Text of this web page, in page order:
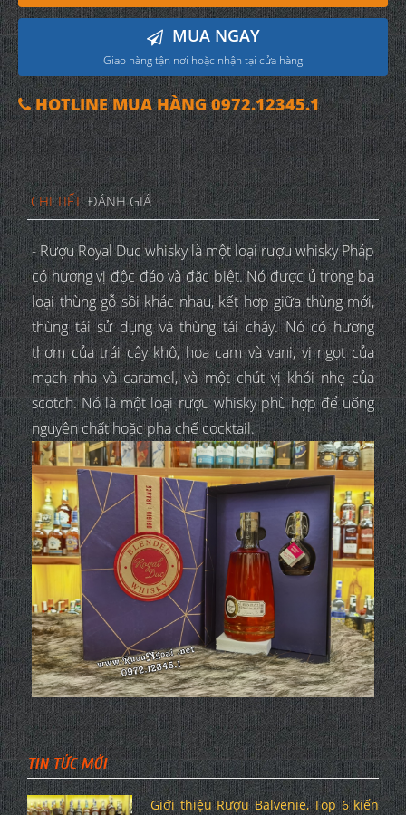
MUA NGAY
Giao hàng tận nơi hoặc nhận tại cửa hàng
HOTLINE MUA HÀNG 0972.12345.1
CHI TIẾT ĐÁNH GIÁ
- Rượu Royal Duc whisky là một loại rượu whisky Pháp
có hương vị độc đáo và đặc biệt. Nó được ủ trong ba
loại thùng gỗ sồi khác nhau, kết hợp giữa thùng mới,
thùng tái sử dụng và thùng tái cháy. Nó có hương
thơm của trái cây khô, hoa cam và vani, vị ngọt của
mạch nha và caramel, và một chút vị khói nhẹ của
scotch. Nó là một loại rượu whisky phù hợp để uống
nguyên chất hoặc pha chế cocktail.
TIN TỨC MỚI
Giới thiệu Rượu Balvenie, Top 6 kiến